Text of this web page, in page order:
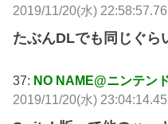
2019/11/20(水)
たぶんDLでも同じぐら
37: NO NAME@ニンテン
2019/11/20(水)